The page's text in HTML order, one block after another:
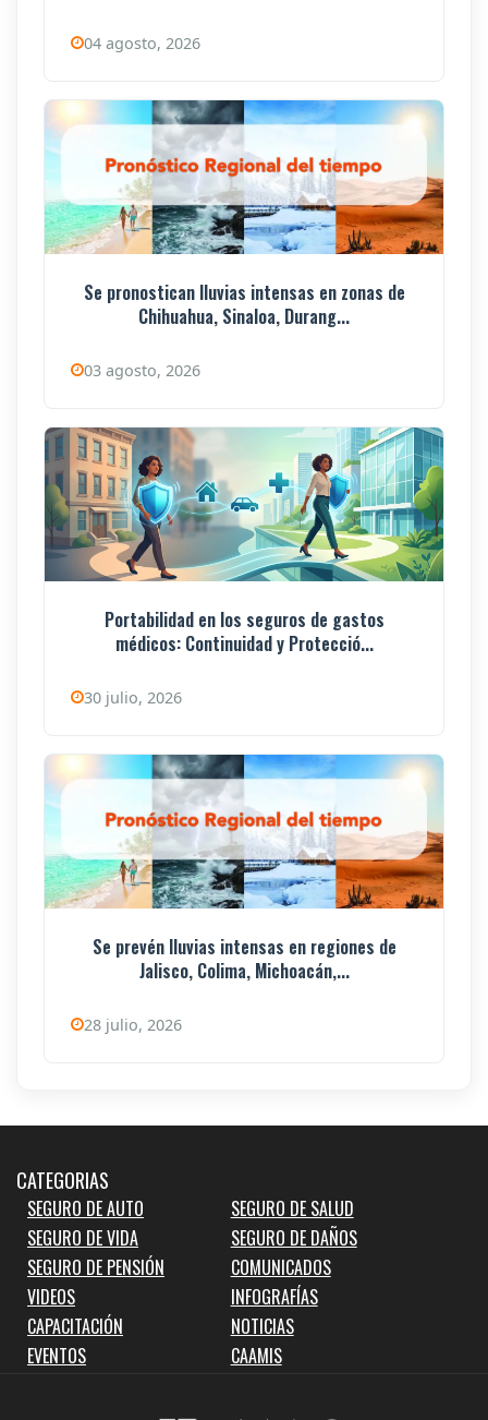
04 agosto, 2026
Se pronostican lluvias intensas en zonas de
Chihuahua, Sinaloa, Durang...
03 agosto, 2026
Portabilidad en los seguros de gastos
médicos: Continuidad y Protecció...
30 julio, 2026
Se prevén lluvias intensas en regiones de
Jalisco, Colima, Michoacán,...
28 julio, 2026
CATEGORIAS
SEGURO DE AUTO
SEGURO DE SALUD
SEGURO DE VIDA
SEGURO DE DAÑOS
SEGURO DE PENSIÓN
COMUNICADOS
VIDEOS
INFOGRAFÍAS
CAPACITACIÓN
NOTICIAS
EVENTOS
CAAMIS